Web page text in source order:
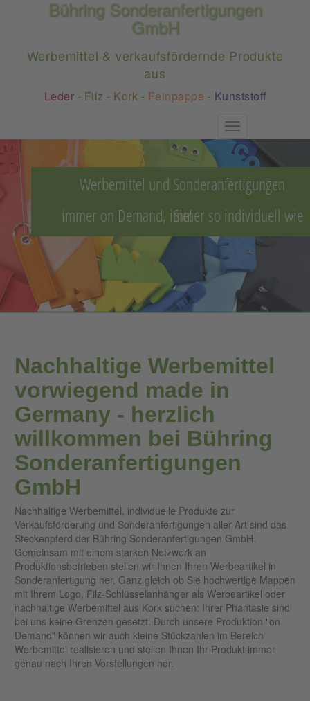
Bühring Sonderanfertigungen
GmbH
Werbemittel & verkaufsfördernde Produkte
aus
Leder - Filz - Kork - Feinpappe - Kunststoff
Toggle
navigation
Werbemittel und Sonderanfertigungen
immer on Demand, immer so individuell wie Sie!
Nachhaltige Werbemittel
vorwiegend made in
Germany - herzlich
willkommen bei Bühring
Sonderanfertigungen
GmbH
Nachhaltige Werbemittel, individuelle Produkte zur
Verkaufsförderung und Sonderanfertigungen aller Art sind das
Steckenpferd der Bühring Sonderanfertigungen GmbH.
Gemeinsam mit einem starken Netzwerk an
Produktionsbetrieben stellen wir Ihnen Ihren Werbeartikel in
Sonderanfertigung her. Ganz gleich ob Sie hochwertige Mappen
mit Ihrem Logo, Filz-Schlüsselanhänger als Werbeartikel oder
nachhaltige Werbemittel aus Kork suchen: Ihrer Phantasie sind
bei uns keine Grenzen gesetzt. Durch unsere Produktion "on
Demand" können wir auch kleine Stückzahlen im Bereich
Werbemittel realisieren und stellen Ihnen Ihr Produkt immer
genau nach Ihren Vorstellungen her.